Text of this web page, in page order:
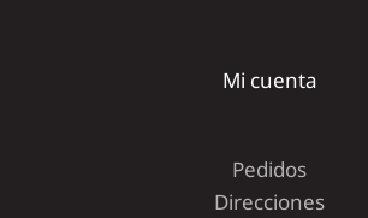
Mi cuenta
Pedidos
Direcciones